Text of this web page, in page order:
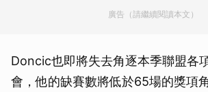
廣告（請繼續閱讀本文）
Doncic也即將失去角逐本季聯盟各
會，他的缺賽數將低於65場的獎項